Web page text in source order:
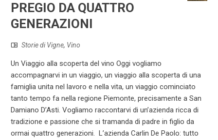
PREGIO DA QUATTRO
GENERAZIONI
Storie di Vigne, Vino
Un Viaggio alla scoperta del vino Oggi vogliamo
accompagnarvi in un viaggio, un viaggio alla scoperta di una
famiglia unita nel lavoro e nella vita, un viaggio cominciato
tanto tempo fa nella regione Piemonte, precisamente a San
Damiano D’Asti. Vogliamo raccontarvi di un’azienda ricca di
tradizione e passione che si tramanda di padre in figlio da
ormai quattro generazioni. L’azienda Carlin De Paolo: tutto